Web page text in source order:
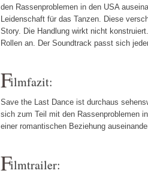
den Rassenproblemen in den USA
Leidenschaft für das Tanzen. Diese
Story. Die Handlung wirkt nicht
Rollen an. Der Soundtrack passt sich
Filmfazit:
Save the Last Dance ist durchaus
sich zum Teil mit den Rassenproblemen
einer romantischen Beziehung
Filmtrailer: